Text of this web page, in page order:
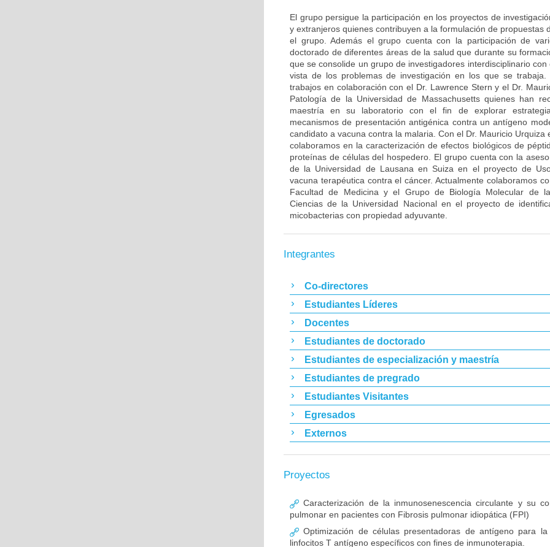
El grupo persigue la participación en los proyectos de
y extranjeros quienes contribuyen a la formulación de propuestas
el grupo. Además el grupo cuenta con la participación de
doctorado de diferentes áreas de la salud que durante su
que se consolide un grupo de investigadores interdisciplinario
vista de los problemas de investigación en los que se trabaja.
trabajos en colaboración con el Dr. Lawrence Stern y el Dr.
Patología de la Universidad de Massachusetts quienes han
maestría en su laboratorio con el fin de explorar
mecanismos de presentación antigénica contra un antígeno
candidato a vacuna contra la malaria. Con el Dr. Mauricio Urquiza
colaboramos en la caracterización de efectos biológicos de
proteínas de células del hospedero. El grupo cuenta con la
de la Universidad de Lausana en Suiza en el proyecto de
vacuna terapéutica contra el cáncer. Actualmente colaboramos
Facultad de Medicina y el Grupo de Biología Molecular de
Ciencias de la Universidad Nacional en el proyecto de
micobacterias con propiedad adyuvante.
Integrantes
Co-directores
Estudiantes Líderes
Docentes
Estudiantes de doctorado
Estudiantes de especialización y maestría
Estudiantes de pregrado
Estudiantes Visitantes
Egresados
Externos
Proyectos
Caracterización de la inmunosenescencia circulante y su
pulmonar en pacientes con Fibrosis pulmonar idiopática (FPI)
Optimización de células presentadoras de antígeno para
linfocitos T antígeno específicos con fines de inmunoterapia.